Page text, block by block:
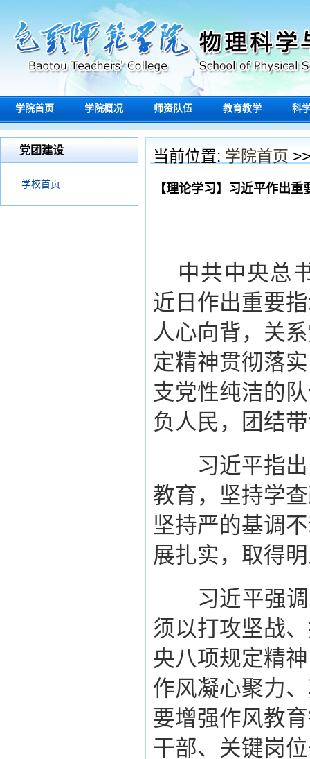
学院首页 学院概况 师资队伍 教育教学 科
党团建设
学校首页
当前位置: 学院首页
【理论学习】习近平作出
中共中央总
近日作出重要
人心向背，关
定精神贯彻落
支党性纯洁的
负人民，团结
习近平指出
教育，坚持学
坚持严的基调
展扎实，取得
习近平强调
须以打攻坚战
央八项规定精
作风凝心聚力
要增强作风教
干部、关键岗